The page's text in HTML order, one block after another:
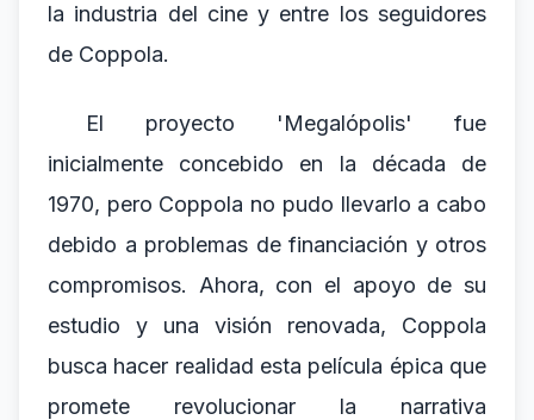
la industria del cine y entre los seguidores
de Coppola.
El proyecto 'Megalópolis' fue
inicialmente concebido en la década de
1970, pero Coppola no pudo llevarlo a cabo
debido a problemas de financiación y otros
compromisos. Ahora, con el apoyo de su
estudio y una visión renovada, Coppola
busca hacer realidad esta película épica que
promete revolucionar la narrativa